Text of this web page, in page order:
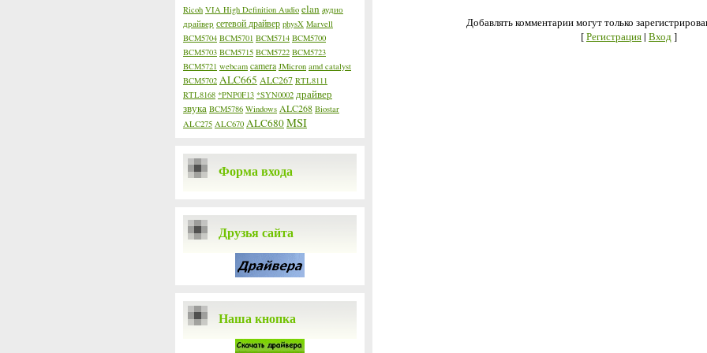
Ricoh VIA High Definition Audio elan аудио
драйвер сетевой драйвер physX Marvell
BCM5704 BCM5701 BCM5714 BCM5700
BCM5703 BCM5715 BCM5722 BCM5723
BCM5721 webcam camera JMicron amd catalyst
BCM5702 ALC665 ALC267 RTL8111
RTL8168 *PNP0F13 *SYN0002 драйвер
звука BCM5786 Windows ALC268 Biostar
ALC275 ALC670 ALC680MSI
Форма входа
Друзья сайта
Наша кнопка
Добавлять комментарии могут только
[Регистрация| Вход]